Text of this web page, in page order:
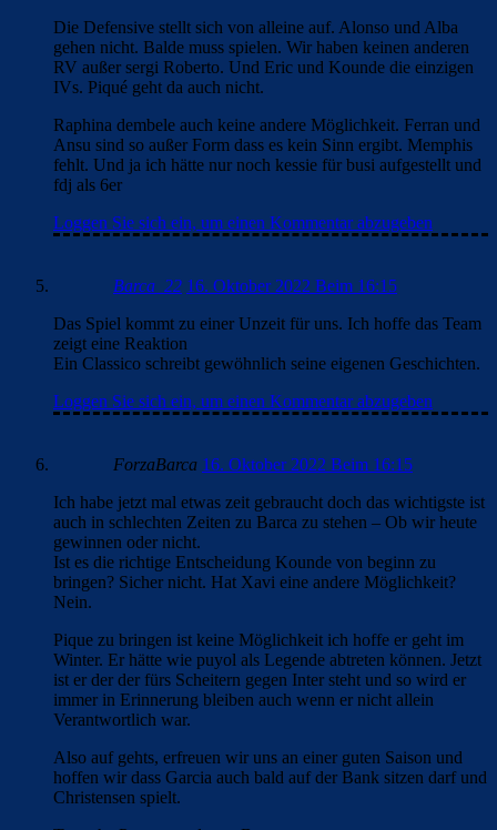
Die Defensive stellt sich von alleine auf. Alonso und Alba
gehen nicht. Balde muss spielen. Wir haben keinen anderen
RV außer sergi Roberto. Und Eric und Kounde die einzigen
IVs. Piqué geht da auch nicht.
Raphina dembele auch keine andere Möglichkeit. Ferran und
Ansu sind so außer Form dass es kein Sinn ergibt. Memphis
fehlt. Und ja ich hätte nur noch kessie für busi aufgestellt und
fdj als 6er
Loggen Sie sich ein, um einen Kommentar abzugeben
Barca_22 16. Oktober 2022 Beim 16:15
Das Spiel kommt zu einer Unzeit für uns. Ich hoffe das Team
zeigt eine Reaktion
Ein Classico schreibt gewöhnlich seine eigenen Geschichten.
Loggen Sie sich ein, um einen Kommentar abzugeben
ForzaBarca 16. Oktober 2022 Beim 16:15
Ich habe jetzt mal etwas zeit gebraucht doch das wichtigste ist
auch in schlechten Zeiten zu Barca zu stehen – Ob wir heute
gewinnen oder nicht.
Ist es die richtige Entscheidung Kounde von beginn zu
bringen? Sicher nicht. Hat Xavi eine andere Möglichkeit?
Nein.
Pique zu bringen ist keine Möglichkeit ich hoffe er geht im
Winter. Er hätte wie puyol als Legende abtreten können. Jetzt
ist er der der fürs Scheitern gegen Inter steht und so wird er
immer in Erinnerung bleiben auch wenn er nicht allein
Verantwortlich war.
Also auf gehts, erfreuen wir uns an einer guten Saison und
hoffen wir dass Garcia auch bald auf der Bank sitzen darf und
Christensen spielt.